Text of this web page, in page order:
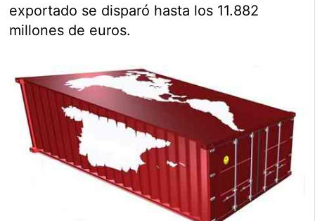
exportado se disparó hasta los 11.882
millones de euros.